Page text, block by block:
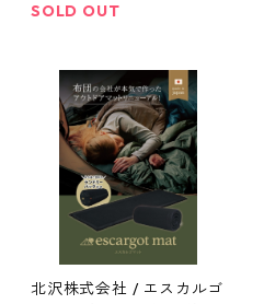
SOLD OUT
北沢株式会社 / エスカルゴ